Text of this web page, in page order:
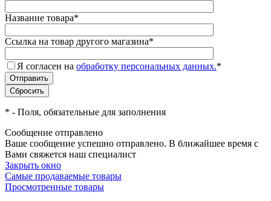
Название товара*
Ссылка на товар другого магазина*
Я согласен на обработку персональных данных.*
* - Поля, обязательные для заполнения
Сообщение отправлено
Ваше сообщение успешно отправлено. В ближайшее время с
Вами свяжется наш специалист
Закрыть окно
Самые продаваемые товары
Просмотренные товары